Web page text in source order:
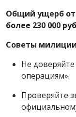
Общий ущерб
более 230 000
Советы
Не
операциям».
Проверяйте